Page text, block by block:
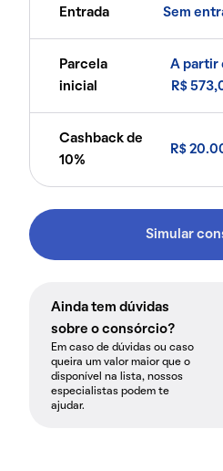
Entrada Sem
Parcela
inicial
A partir
R$
Cashback de
10%
R$
Simular
Ainda tem dúvidas
sobre o consórcio?
Em caso de dúvidas ou caso
queira um valor maior que o
disponível na lista, nossos
especialistas podem te
ajudar.